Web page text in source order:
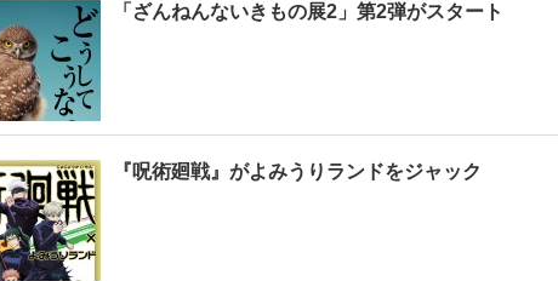
「ざんねんないきもの展2」第2弾がスタート
『呪術廻戦』がよみうりランドをジャック